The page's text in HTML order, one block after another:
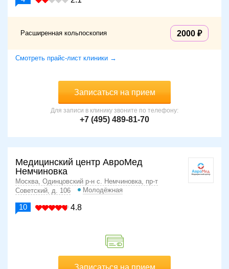
Расширенная кольпоскопия 2000
Смотреть прайс-лист клиники →
Записаться на прием
Для записи в клинику звоните по телефону:
+7 (495) 489-81-70
Медицинский центр АвроМед
Немчиновка
Москва, Одинцовский р-н с. Немчиновка, пр-т
Советский, д. 106
Молодёжная
10 4.8